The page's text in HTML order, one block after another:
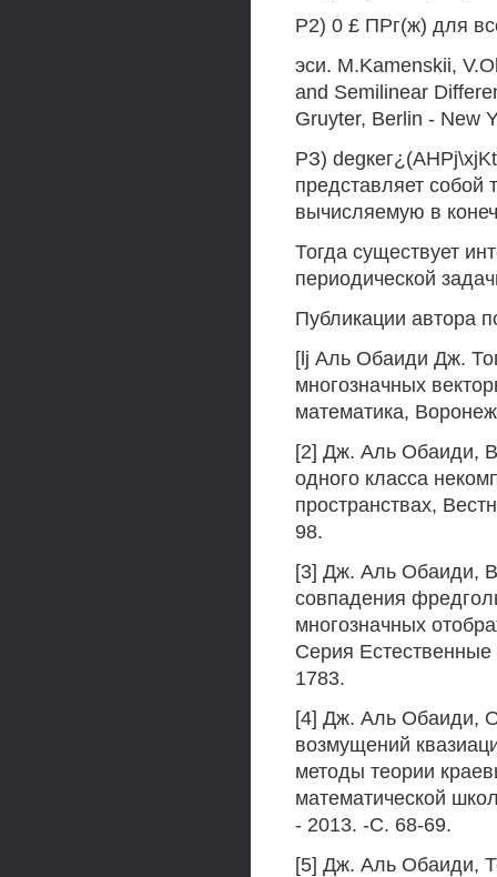
Р2) 0 £ ПРг(ж) для
эси. M.Kamenskii,
and Semilinear
Gruyter, Berlin - New
РЗ)
представляет собой
вычисляемую в
Тогда существует
периодической
Публикации автора
[lj Аль Обаиди Дж.
многозначных
математика,
[2] Дж. Аль Обаиди,
одного класса
пространствах,
98.
[3] Дж. Аль Обаиди,
совпадения
многозначных
Серия Естественные
1783.
[4] Дж. Аль Обаиди,
возмущений
методы теории
математической
- 2013. -С. 68-69.
[5] Дж. Аль Обаиди,